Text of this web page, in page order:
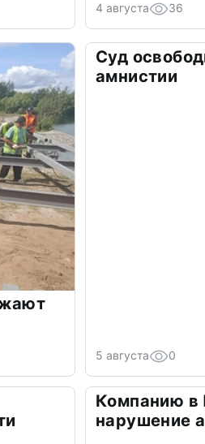
4 августа 36
Суд
амнистии
5 августа 0
Компанию в
нарушение